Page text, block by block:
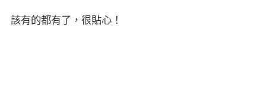
該有的都有了，很貼心！